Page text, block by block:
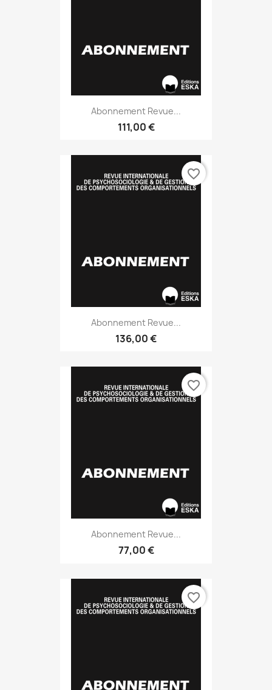
Abonnement Revue...
111,00 €
Abonnement Revue...
136,00 €
favorite_border
Abonnement Revue...
77,00 €
favorite_border
favorite_border